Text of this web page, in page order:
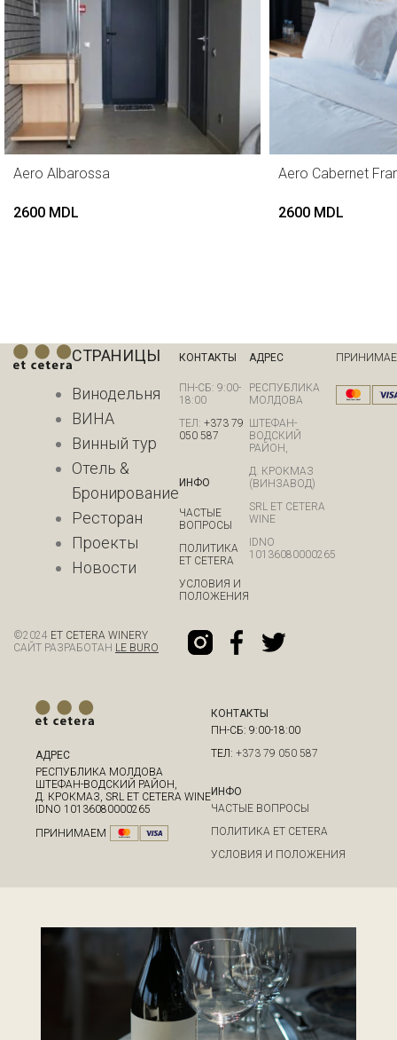
Aero Albarossa
2600 MDL
Aero Cabernet
2600 MDL
СТРАНИЦЫ
Винодельня
ВИНА
Винный тур
Отель &
Бронирование
Ресторан
Проекты
Новости
КОНТАКТЫ
ПН-СБ: 9:00-
18:00
ТЕЛ: +373 79
050 587
ИНФО
ЧАСТЫЕ
ВОПРОСЫ
ПОЛИТИКА
ET CETERA
УСЛОВИЯ И
ПОЛОЖЕНИЯ
АДРЕС
РЕСПУБЛИКА
МОЛДОВА
ШТЕФАН-
ВОДСКИЙ
РАЙОН,
Д. КРОКМАЗ
(ВИНЗАВОД)
SRL ET CETERA
WINE
IDNO
10136080000265
©2024 ET CETERA WINERY
САЙТ РАЗРАБОТАН LE BURO
АДРЕС
РЕСПУБЛИКА МОЛДОВА
ШТЕФАН-ВОДСКИЙ РАЙОН,
Д. КРОКМАЗ, SRL ET CETERA WINE
IDNO 10136080000265
ПРИНИМАЕМ
КОНТАКТЫ
ПН-СБ: 9:00-18:00
ТЕЛ: +373 79 050 587
ИНФО
ЧАСТЫЕ ВОПРОСЫ
ПОЛИТИКА ET CETERA
УСЛОВИЯ И ПОЛОЖЕНИЯ